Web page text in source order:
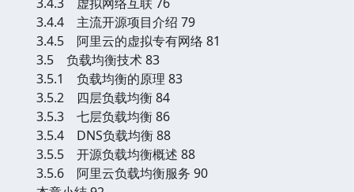
3.4.4 主流开源项目介绍 79
3.4.5 阿里云的虚拟专有网络 81
3.5 负载均衡技术 83
3.5.1 负载均衡的原理 83
3.5.2 四层负载均衡 84
3.5.3 七层负载均衡 86
3.5.4 DNS负载均衡 88
3.5.5 开源负载均衡概述 88
3.5.6 阿里云负载均衡服务 90